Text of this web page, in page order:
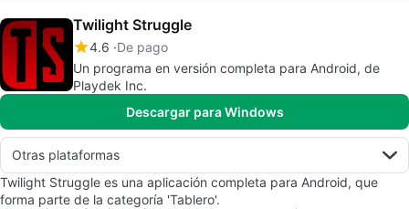
Twilight Struggle
4.6 De pago
Un programa en versión completa para Android, de
Playdek Inc.
Descargar para Windows
Otras plataformas
Twilight Struggle es una aplicación completa para Android, que
forma parte de la categoría 'Tablero'.